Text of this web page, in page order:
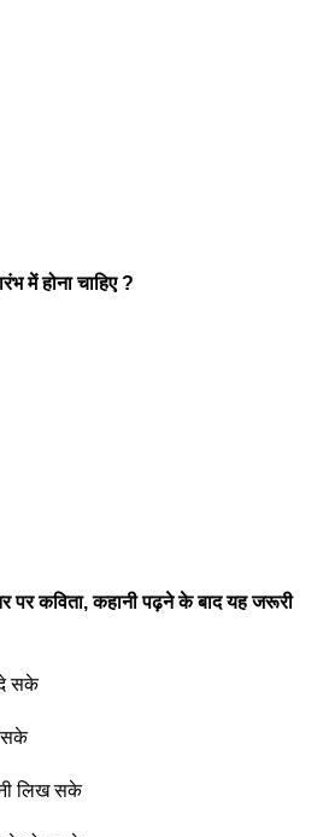
में होना चाहिए ?
पर कविता, कहानी पढ़ने के बाद यह जरूरी
दे सके
सके
लिख सके